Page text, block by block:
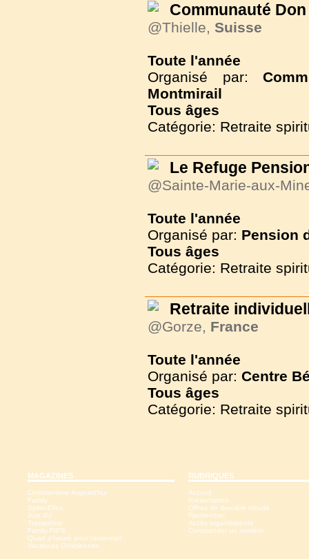
Communauté
@Thielle, Suisse
Toute l'année
Organisé par:
Montmirail
Tous âges
Catégorie: Retraite
Le Refuge
@Sainte-Marie-aux-
Toute l'année
Organisé par: Pension
Tous âges
Catégorie: Retraite
Retraite
@Gorze, France
Toute l'année
Organisé par: Centre
Tous âges
Catégorie: Retraite
MAGAZINES
Christianisme Aujourd'hui
Family
SpirituElles
Just 4U
Trampoline
Family-FIPS
Quart d'heure pour l'essentiel
Vacances Chrétiennes
RUBRIQUES
Accueil
Présentation
Offres de dernière minute
Rechercher
Accès organisateurs
Commander un numéro